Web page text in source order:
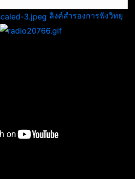
ลิงค์สำรองการฟังวิทยุ